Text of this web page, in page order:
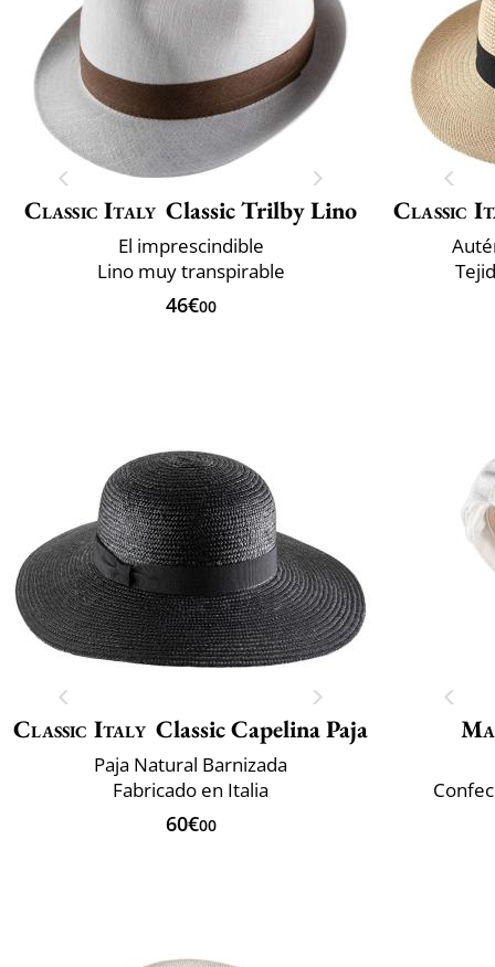
Classic Italy Classic Trilby Lino
El imprescindible
Lino muy transpirable
46€00
Classic
Classic Italy Classic Capelina Paja
Paja Natural Barnizada
Fabricado en Italia
60€00